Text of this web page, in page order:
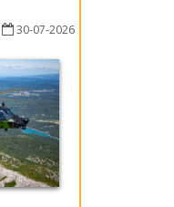
30-07-2026